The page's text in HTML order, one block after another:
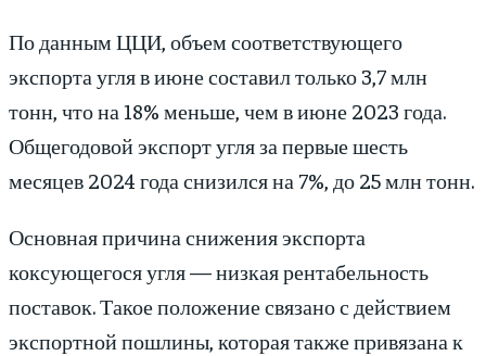
По данным ЦЦИ, объем соответствующего
экспорта угля в июне составил только 3,7 млн
тонн, что на 18% меньше, чем в июне 2023 года.
Общегодовой экспорт угля за первые шесть
месяцев 2024 года снизился на 7%, до 25 млн тонн.
Основная причина снижения экспорта
коксующегося угля — низкая рентабельность
поставок. Такое положение связано с действием
экспортной пошлины, которая также привязана к